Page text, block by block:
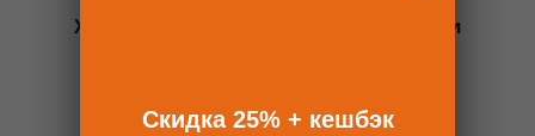
Хотите сразу
и
Скидка 25% + кешбэк